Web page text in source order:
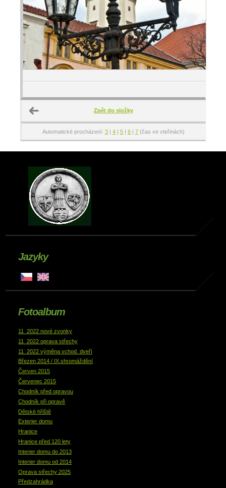
Zpět do složky
Automatické procházení: 3 | 4 | 5 | 6 | 7 (čas ve vteřinách)
Jazyky
Fotoalbum
11_2022 nové zvonky
11_2022 oprava střechy
11_2022 výměna vchod. dveří
Březen 2014 / IX.shromáždění
Červen 2015
Červenec 2015
Chodník před opravou
Chodník při opravě
Dětské hřiště
Exterier domu
Hranice
Hranice před 120 lety
Interier domu do 2013
Interier domu od 2014
Oprava střechy 2025
Předzahrádka